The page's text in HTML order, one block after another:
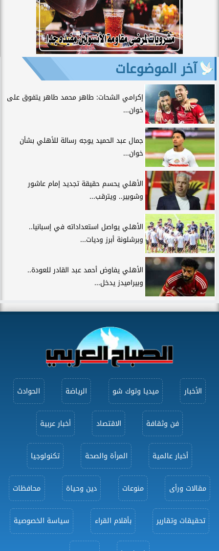
آخر الموضوعات
إكرامي الشحات: طاهر محمد طاهر يتفوق على
خوان...
جمال عبد الحميد يوجه رسالة للأهلي بشأن
خوان...
الأهلي يحسم حقيقة تجديد إمام عاشور
وشوبير.. ويترقب...
الأهلي يواصل استعداداته في إسبانيا..
وبرشلونة أبرز وديات...
الأهلي يفاوض أحمد عبد القادر للعودة..
وبيراميدز يدخل...
الأخبار ميديا وتوك شو الرياضة الحوادث
فن وثقافة الاقتصاد أخبار عربية
أخبار عالمية المرأة والصحة تكنولوجيا
مقالات ورأى منوعات دين وحياة محافظات
تحقيقات وتقارير بأقلام القراء سياسة الخصوصية